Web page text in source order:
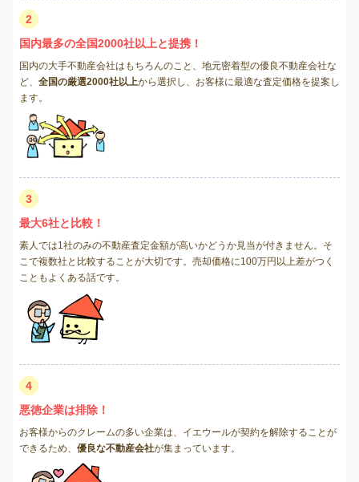
2
国内最多の全国2000社以上と提携！
国内の大手不動産会社はもちろんのこと、地元密着型の優良不動産会社な
ど、 全国の厳選2000社以上から選択し、お客様に最適な査定価格を提案し
ます。
3
最大6社と比較！
素人では1社のみの不動産査定金額が高いかどうか見当が付きません。そ
こで複数社と比較することが大切です。売却価格に100万円以上差がつく
こともよくある話です。
4
悪徳企業は排除！
お客様からのクレームの多い企業は、イエウールが契約を解除することが
できるため、 優良な不動産会社が集まっています。